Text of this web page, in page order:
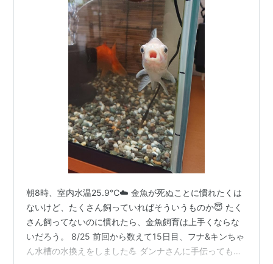
朝8時、室内水温25.9℃☁️ 金魚が死ぬことに慣れたくは
ないけど、たくさん飼っていればそういうものか😇 たく
さん飼ってないのに慣れたら、金魚飼育は上手くならな
いだろう。 8/25 前回から数えて15日目、フナ&キンちゃ
ん水槽の水換えをしました💪 ダンナさんに手伝ってもら